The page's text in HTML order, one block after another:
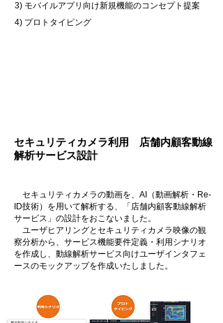
3) モバイルアプリ向け新規機能のコンセプト提案
4) プロトタイピング
セキュリティカメラ利用 店舗内顧客動線
解析サービス設計
セキュリティカメラの動画を、AI（動画解析・Re-
ID技術）を用いて解析する、「店舗内顧客動線解析
サービス」の設計をおこないました。
ユーザヒアリングとセキュリティカメラ映像の観
察分析から、サービス機能要件定義・利用シナリオ
を作成し、 動線解析サービス向けユーザインタフェ
ースのモックアップを作成いた しました。